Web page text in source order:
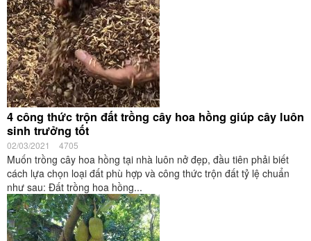
4 công thức trộn đất trồng cây hoa hồng giúp cây luôn
sinh trưởng tốt
02/03/2021 4705
Muốn trồng cây hoa hồng tại nhà luôn nở đẹp, đầu tiên phải biết
cách lựa chọn loại đất phù hợp và công thức trộn đất tỷ lệ chuẩn
như sau: Đất trồng hoa hồng...